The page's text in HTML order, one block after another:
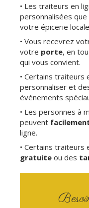
• Les traiteurs en
personnalisées
votre épicerie
• Vous recevrez
votre porte, en
qui vous convient.
• Certains traiteurs
personnaliser et
événements
• Les personnes à
peuvent
ligne.
• Certains traiteurs
gratuite ou des